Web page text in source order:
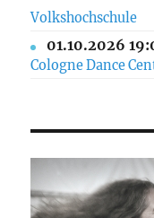
Volkshochschule
01.10.2026
Cologne Dance